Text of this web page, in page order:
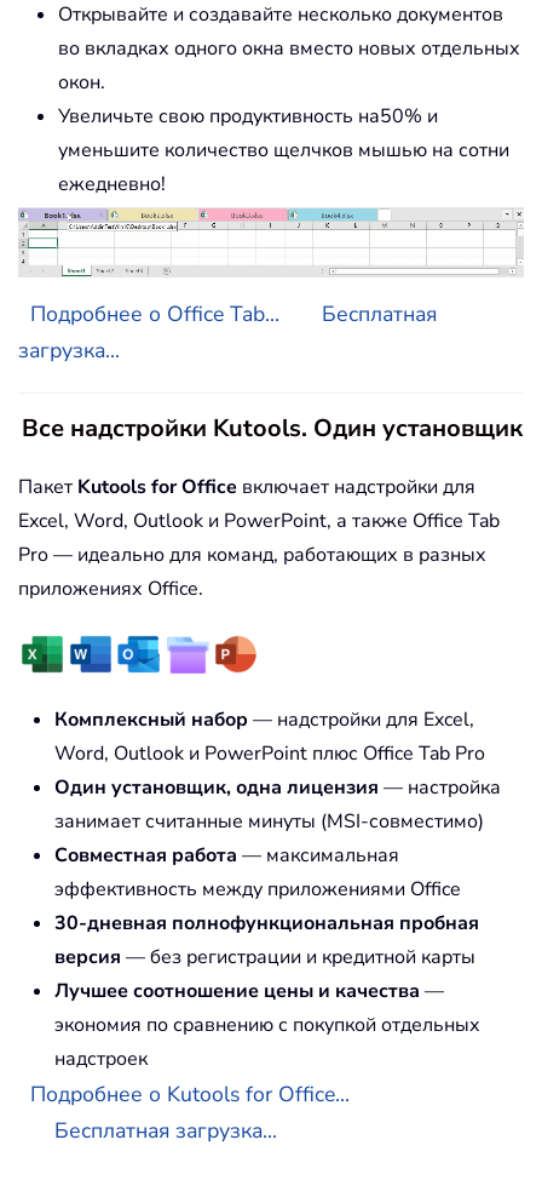
Открывайте и создавайте несколько документов
во вкладках одного окна вместо новых отдельных
окон.
Увеличьте свою продуктивность на50% и
уменьшите количество щелчков мышью на сотни
ежедневно!
Подробнее о Office Tab...
Бесплатная
загрузка...
Все надстройки Kutools. Один установщик
Пакет Kutools for Office включает надстройки для
Excel, Word, Outlook и PowerPoint, а также Office Tab
Pro — идеально для команд, работающих в разных
приложениях Office.
Комплексный набор — надстройки для Excel,
Word, Outlook и PowerPoint плюс Office Tab Pro
Один установщик, одна лицензия — настройка
занимает считанные минуты (MSI-совместимо)
Совместная работа — максимальная
эффективность между приложениями Office
30-дневная полнофункциональная пробная
версия — без регистрации и кредитной карты
Лучшее соотношение цены и качества —
экономия по сравнению с покупкой отдельных
надстроек
Подробнее о Kutools for Office...
Бесплатная загрузка...